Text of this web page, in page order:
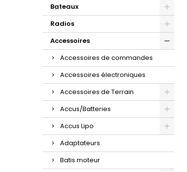
Bateaux
Radios
Accessoires
Accessoires de commandes
Accessoires électroniques
Accessoires de Terrain
Accus/Batteries
Accus Lipo
Adaptateurs
Batis moteur